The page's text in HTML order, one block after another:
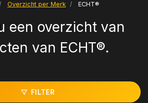
Overzicht per Merk ECHT®
een overzicht van
van ECHT®.
FILTER